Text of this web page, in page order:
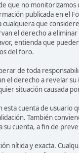
que no monitorizamos
publicada en el
que
el derecho a
entienda que
del foro.
de toda
el derecho a revelar
situación causada
cuenta de usuario
También
su cuenta, a fin de
nítida y exacta.